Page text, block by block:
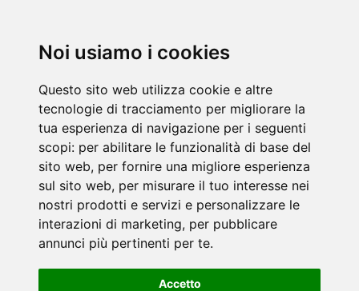
Noi usiamo i cookies
Questo sito web utilizza cookie e altre
tecnologie di tracciamento per migliorare la
tua esperienza di navigazione per i seguenti
scopi: per abilitare le funzionalità di base del
sito web, per fornire una migliore esperienza
sul sito web, per misurare il tuo interesse nei
nostri prodotti e servizi e personalizzare le
interazioni di marketing, per pubblicare
annunci più pertinenti per te.
Accetto